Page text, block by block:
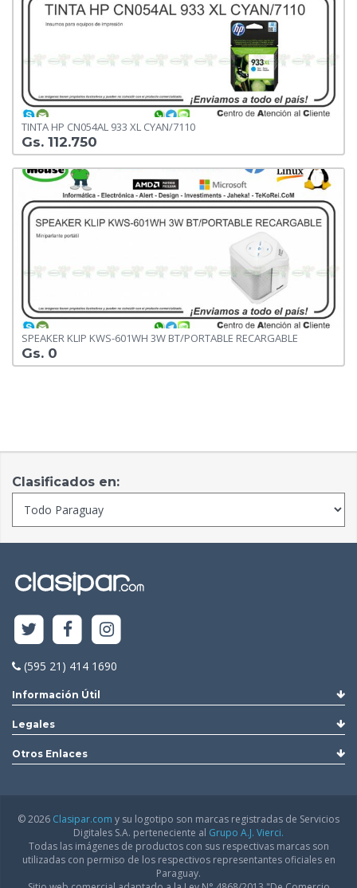
TINTA HP CN054AL 933 XL CYAN/7110
Gs. 112.750
SPEAKER KLIP KWS-601WH 3W BT/PORTABLE RECARGABLE
Gs. 0
Clasificados en:
(595 21) 414 1690
Información Útil
Legales
Otros Enlaces
© 2026 Clasipar.com y su logotipo son marcas registradas de Servicios
Digitales S.A. perteneciente al Grupo A.J. Vierci.
Todas las imágenes de productos con sus respectivas marcas son
utilizadas con permiso de los respectivos representantes oficiales en
Paraguay.